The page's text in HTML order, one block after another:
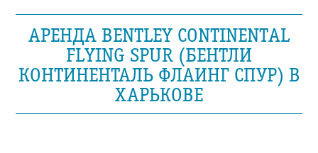
АРЕНДА BENTLEY CONTINENTAL
FLYING SPUR (БЕНТЛИ
КОНТИНЕНТАЛЬ ФЛАИНГ СПУР) В
ХАРЬКОВЕ